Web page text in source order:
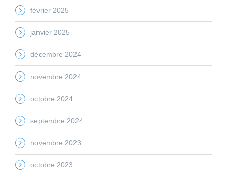
février 2025
janvier 2025
décembre 2024
novembre 2024
octobre 2024
septembre 2024
novembre 2023
octobre 2023